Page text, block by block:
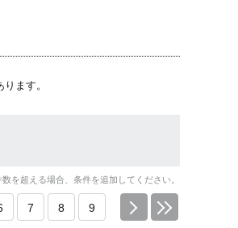
ます。
を超える場合、条件を追加してください。
7 8 9